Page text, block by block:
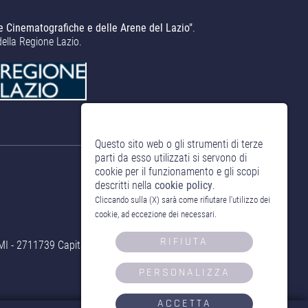
Questo sito web o gli strumenti di terze
parti da esso utilizzati si servono di
cookie per il funzionamento e gli scopi
descritti nella cookie policy.
Cliccando sulla (X) sarà come rifiutare l'utilizzo dei
cookie, ad eccezione dei necessari.
RIFIUTA
PERSONALIZZA
ACCETTA
e delle Arene del Lazio".
Regione Lazio.
- 2711739 Capitale Sociale 10.000,00 € i.v.